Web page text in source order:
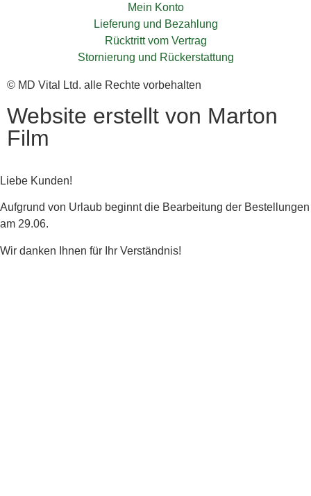
Mein Konto
Lieferung und Bezahlung
Rücktritt vom Vertrag
Stornierung und Rückerstattung
© MD Vital Ltd. alle Rechte vorbehalten
Website erstellt von Marton
Film
Liebe Kunden!
Aufgrund von Urlaub beginnt die Bearbeitung der Bestellungen
am 29.06.
Wir danken Ihnen für Ihr Verständnis!